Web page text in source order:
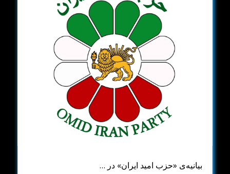
بیانیه‌ی «حزب امید ایران» در …